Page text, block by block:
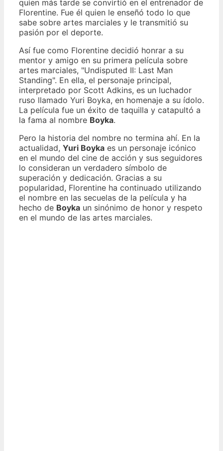
quien más tarde se convirtió en el entrenador de
Florentine. Fue él quien le enseñó todo lo que
sabe sobre artes marciales y le transmitió su
pasión por el deporte.
Así fue como Florentine decidió honrar a su
mentor y amigo en su primera película sobre
artes marciales, "Undisputed II: Last Man
Standing". En ella, el personaje principal,
interpretado por Scott Adkins, es un luchador
ruso llamado Yuri Boyka, en homenaje a su ídolo.
La película fue un éxito de taquilla y catapultó a
la fama al nombre Boyka.
Pero la historia del nombre no termina ahí. En la
actualidad, Yuri Boyka es un personaje icónico
en el mundo del cine de acción y sus seguidores
lo consideran un verdadero símbolo de
superación y dedicación. Gracias a su
popularidad, Florentine ha continuado utilizando
el nombre en las secuelas de la película y ha
hecho de Boyka un sinónimo de honor y respeto
en el mundo de las artes marciales.